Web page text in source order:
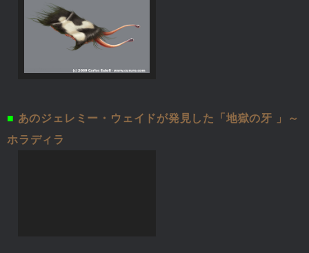
■ あのジェレミー・ウェイドが発見した「地獄の牙 」～
ホラディラ